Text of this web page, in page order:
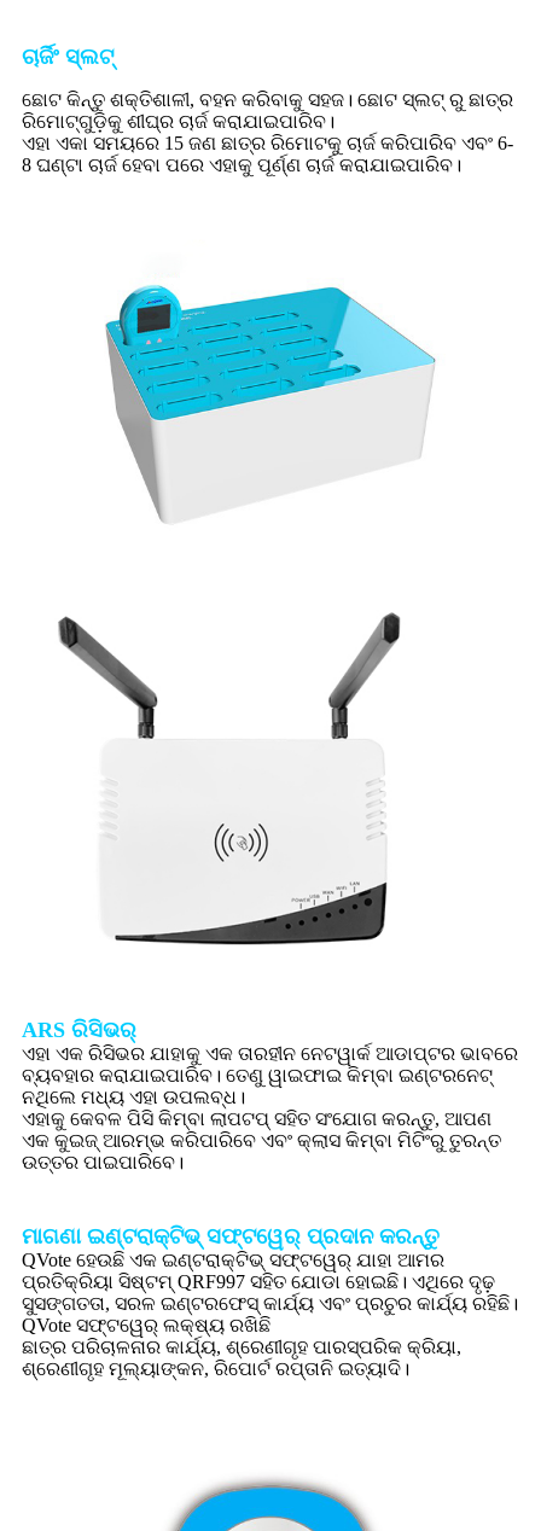
ଚାର୍ଜିଂ ସ୍ଲଟ୍
ଛୋଟ କିନ୍ତୁ ଶକ୍ତିଶାଳୀ, ବହନ କରିବାକୁ ସହଜ। ଛୋଟ ସ୍ଲଟ୍ ରୁ ଛାତ୍ର
ରିମୋଟ୍‌ଗୁଡ଼ିକୁ ଶୀଘ୍ର ଚାର୍ଜ କରାଯାଇପାରିବ।
ଏହା ଏକା ସମୟରେ 15 ଜଣ ଛାତ୍ର ରିମୋଟକୁ ଚାର୍ଜ କରିପାରିବ ଏବଂ 6-
8 ଘଣ୍ଟା ଚାର୍ଜ ହେବା ପରେ ଏହାକୁ ପୂର୍ଣ୍ଣ ଚାର୍ଜ କରାଯାଇପାରିବ।
ARS ରିସିଭର୍
ଏହା ଏକ ରିସିଭର ଯାହାକୁ ଏକ ତାରହୀନ ନେଟୱାର୍କ ଆଡାପ୍ଟର ଭାବରେ
ବ୍ୟବହାର କରାଯାଇପାରିବ। ତେଣୁ ୱାଇଫାଇ କିମ୍ବା ଇଣ୍ଟରନେଟ୍
ନଥିଲେ ମଧ୍ୟ ଏହା ଉପଲବ୍ଧ।
ଏହାକୁ କେବଳ ପିସି କିମ୍ବା ଲାପଟପ୍ ସହିତ ସଂଯୋଗ କରନ୍ତୁ, ଆପଣ
ଏକ କୁଇଜ୍ ଆରମ୍ଭ କରିପାରିବେ ଏବଂ କ୍ଲାସ କିମ୍ବା ମିଟିଂରୁ ତୁରନ୍ତ
ଉତ୍ତର ପାଇପାରିବେ।
ମାଗଣା ଇଣ୍ଟରାକ୍ଟିଭ୍ ସଫ୍ଟୱେର୍ ପ୍ରଦାନ କରନ୍ତୁ
QVote ହେଉଛି ଏକ ଇଣ୍ଟରାକ୍ଟିଭ୍ ସଫ୍ଟୱେର୍ ଯାହା ଆମର
ପ୍ରତିକ୍ରିୟା ସିଷ୍ଟମ୍ QRF997 ସହିତ ଯୋଡା ହୋଇଛି। ଏଥିରେ ଦୃଢ଼
ସୁସଙ୍ଗତତା, ସରଳ ଇଣ୍ଟରଫେସ୍ କାର୍ଯ୍ୟ ଏବଂ ପ୍ରଚୁର କାର୍ଯ୍ୟ ରହିଛି।
QVote ସଫ୍ଟୱେର୍ ଲକ୍ଷ୍ୟ ରଖିଛି
ଛାତ୍ର ପରିଚାଳନାର କାର୍ଯ୍ୟ, ଶ୍ରେଣୀଗୃହ ପାରସ୍ପରିକ କ୍ରିୟା,
ଶ୍ରେଣୀଗୃହ ମୂଲ୍ୟାଙ୍କନ, ରିପୋର୍ଟ ରପ୍ତାନି ଇତ୍ୟାଦି।